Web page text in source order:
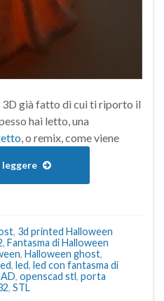
3D già fatto di cui ti riporto il
hai letto, una
, o remix, come viene
leggere
, 3d printed Halloween
, Fantasma di Halloween
, Halloween ghost,
, led, led con fantasma di
, openscad stl, porta
, STL